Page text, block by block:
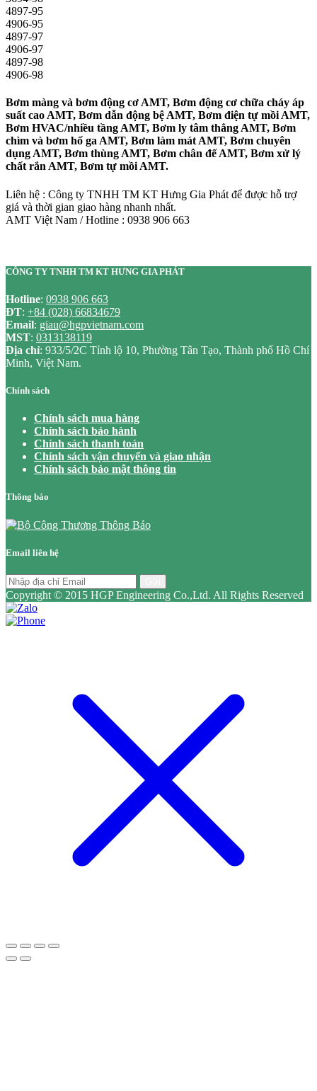
4897-95
4906-95
4897-97
4906-97
4897-98
4906-98
Bơm màng và bơm động cơ AMT, Bơm động cơ chữa cháy áp
suất cao AMT, Bơm dẫn động bệ AMT, Bơm điện tự mồi AMT,
Bơm HVAC/nhiều tầng AMT, Bơm ly tâm thẳng AMT, Bơm
chìm và bơm hố ga AMT, Bơm làm mát AMT, Bơm chuyên
dụng AMT, Bơm thùng AMT, Bơm chân đế AMT, Bơm xử lý
chất rắn AMT, Bơm tự mồi AMT.
Liên hệ : Công ty TNHH TM KT Hưng Gia Phát để được hỗ trợ
giá và thời gian giao hàng nhanh nhất.
AMT Việt Nam / Hotline : 0938 906 663
CÔNG TY TNHH TM KT HƯNG GIA PHÁT
Hotline: 0938 906 663
ĐT: +84 (028) 66834679
Email: giau@hgpvietnam.com
MST: 0313138119
Địa chỉ: 933/5/2C Tỉnh lộ 10, Phường Tân Tạo, Thành phố Hồ Chí
Minh, Việt Nam.
Chính sách
Chính sách mua hàng
Chính sách bảo hành
Chính sách thanh toán
Chính sách vận chuyển và giao nhận
Chính sách bảo mật thông tin
Thông báo
Email liên hệ
Copyright © 2015 HGP Engineering Co.,Ltd. All Rights Reserved